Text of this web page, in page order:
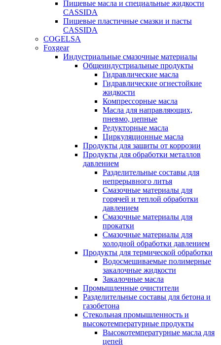
Пищевые масла и специальные жидкости
CASSIDA
Пищевые пластичные смазки и пасты
CASSIDA
COGELSA
Foxgear
Индустриальные смазочные материалы
Общеиндустриальные продукты
Гидравлические масла
Гидравлические огнестойкие
жидкости
Компрессорные масла
Масла для направляющих,
пневмо, цепные
Редукторные масла
Циркуляционные масла
Продукты для защиты от коррозии
Продукты для обработки металлов
давлением
Разделительные составы для
непрерывного литья
Смазочные материалы для
горячей и теплой обработки
давлением
Смазочные материалы для
прокатки
Смазочные материалы для
холодной обработки давлением
Продукты для термической обработки
Водосмешиваемые полимерные
закалочные жидкости
Закалочные масла
Промышленные очистители
Разделительные составы для бетона и
газобетона
Стекольная промышленность и
высокотемпературные продукты
Высокотемпературные масла для
цепей